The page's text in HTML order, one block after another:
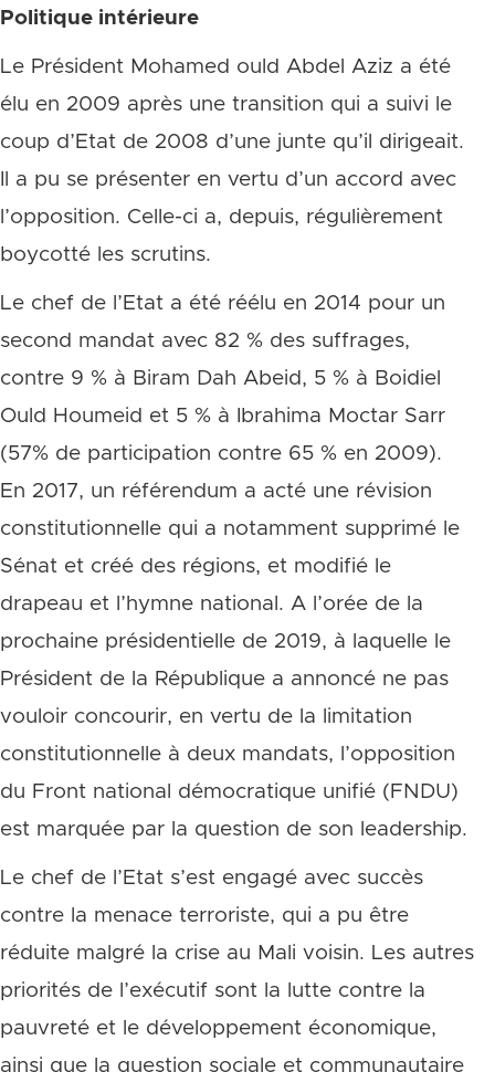
Politique intérieure
Le Président Mohamed ould Abdel Aziz a été
élu en 2009 après une transition qui a suivi le
coup d’Etat de 2008 d’une junte qu’il dirigeait.
Il a pu se présenter en vertu d’un accord avec
l’opposition. Celle-ci a, depuis, régulièrement
boycotté les scrutins.
Le chef de l’Etat a été réélu en 2014 pour un
second mandat avec 82 % des suffrages,
contre 9 % à Biram Dah Abeid, 5 % à Boidiel
Ould Houmeid et 5 % à Ibrahima Moctar Sarr
(57% de participation contre 65 % en 2009).
En 2017, un référendum a acté une révision
constitutionnelle qui a notamment supprimé le
Sénat et créé des régions, et modifié le
drapeau et l’hymne national. A l’orée de la
prochaine présidentielle de 2019, à laquelle le
Président de la République a annoncé ne pas
vouloir concourir, en vertu de la limitation
constitutionnelle à deux mandats, l’opposition
du Front national démocratique unifié (FNDU)
est marquée par la question de son leadership.
Le chef de l’Etat s’est engagé avec succès
contre la menace terroriste, qui a pu être
réduite malgré la crise au Mali voisin. Les autres
priorités de l’exécutif sont la lutte contre la
pauvreté et le développement économique,
ainsi que la question sociale et communautaire